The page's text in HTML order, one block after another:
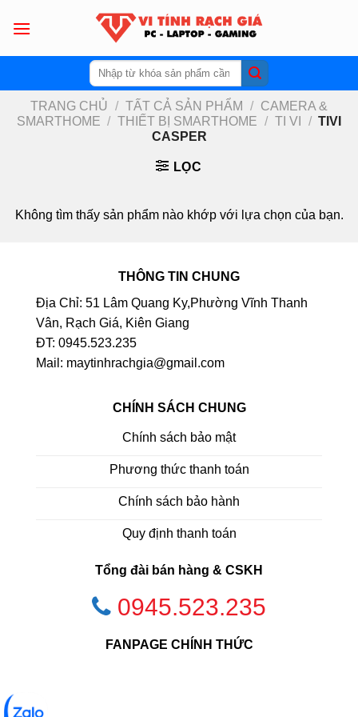
Tìm
kiếm:
TRANG CHỦ / TẤT CẢ SẢN PHẨM /
CAMERA &
SMARTHOME / THIẾT BỊ SMARTHOME / TI VI / TIVI
CASPER
LỌC
Không tìm thấy sản phẩm nào khớp với lựa chọn của bạn.
THÔNG TIN CHUNG
Địa Chỉ: 51 Lâm Quang Ky,Phường Vĩnh Thanh
Vân, Rạch Giá, Kiên Giang
ĐT: 0945.523.235
Mail: maytinhrachgia@gmail.com
CHÍNH SÁCH CHUNG
Chính sách bảo mật
Phương thức thanh toán
Chính sách bảo hành
Quy định thanh toán
Tổng đài bán hàng & CSKH
0945.523.235
FANPAGE CHÍNH THỨC